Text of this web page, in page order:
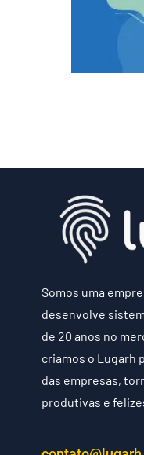
Somos uma
desenvolve
de 20 anos no
criamos o Lugarh
das empresas,
produtivas e